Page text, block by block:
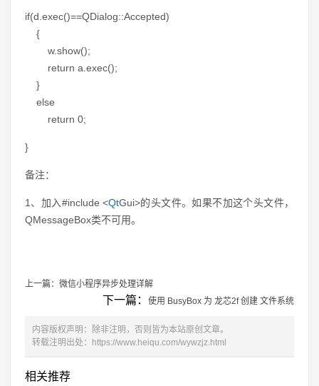
if(d.exec()==QDialog::Accepted)
{
w.show();
return a.exec();
}
else
return 0;
}
备注：
1、加入#include <QtGui>的头文件。如果不加这个头文件，
QMessageBox类不可用。
上一篇： 微信小程序异步处理详解
下一篇： 使用 BusyBox 为 龙芯2f 创建 文件系统
内容版权声明：除非注明，否则皆为本站原创文章。
转载注明出处：
https://www.heiqu.com/wywzjz.html
相关推荐